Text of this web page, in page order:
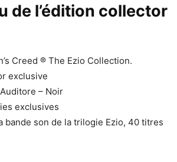
de l’édition collector
Creed ® The Ezio Collection.
exclusive
– Noir
exclusives
bande son de la trilogie Ezio, 40 titres